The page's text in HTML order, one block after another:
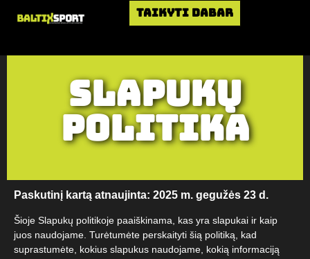
Taikyti dabar
Slapukų
politika
Paskutinį kartą atnaujinta: 2025 m. gegužės 23 d.
Šioje Slapukų politikoje paaiškinama, kas yra slapukai ir kaip
juos naudojame. Turėtumėte perskaityti šią politiką, kad
suprastumėte, kokius slapukus naudojame, kokią informaciją